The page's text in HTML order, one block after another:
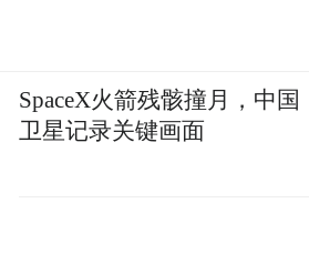
SpaceX火箭残骸撞月，中国
卫星记录关键画面